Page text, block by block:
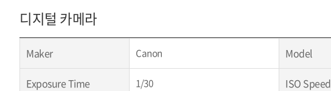
디지털 카메라
Maker Canon Model
Exposure Time 1/30 ISO Speed